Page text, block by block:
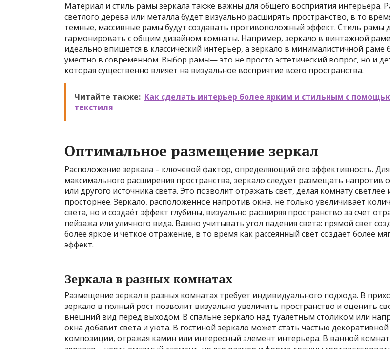
Материал и стиль рамы зеркала также важны для общего восприятия интерьера.
светлого дерева или металла будет визуально расширять пространство, в то
темные, массивные рамы будут создавать противоположный эффект. Стиль рамы
гармонировать с общим дизайном комнаты. Например, зеркало в винтажной раме
идеально впишется в классический интерьер, а зеркало в минималистичной раме
уместно в современном. Выбор рамы— это не просто эстетический вопрос, но и
которая существенно влияет на визуальное восприятие всего пространства.
Читайте также: Как сделать интерьер более ярким и стильным с
текстиля
Оптимальное размещение зеркал
Расположение зеркала – ключевой фактор, определяющий его эффективность. Для
максимального расширения пространства, зеркало следует размещать напротив
или другого источника света. Это позволит отражать свет, делая комнату светлее
просторнее. Зеркало, расположенное напротив окна, не только увеличивает
света, но и создаёт эффект глубины, визуально расширяя пространство за счет
пейзажа или уличного вида. Важно учитывать угол падения света: прямой свет
более яркое и четкое отражение, в то время как рассеянный свет создает более
эффект.
Зеркала в разных комнатах
Размещение зеркал в разных комнатах требует индивидуального подхода. В
зеркало в полный рост позволит визуально увеличить пространство и оценить
внешний вид перед выходом. В спальне зеркало над туалетным столиком или
окна добавит света и уюта. В гостиной зеркало может стать частью декоративной
композиции, отражая камин или интересный элемент интерьера. В ванной